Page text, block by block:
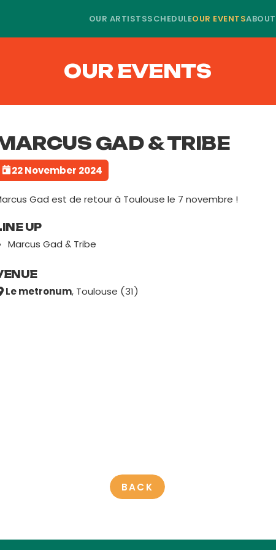
OUR ARTISTSSCHEDULEOUR EVENTSABOUT
OUR EVENTS
GAD & TRIBE
22 November 2024
Gad est de retour à Toulouse le 7 novembre !
UP
Marcus Gad & Tribe
Le metronum, Toulouse (31)
BACK